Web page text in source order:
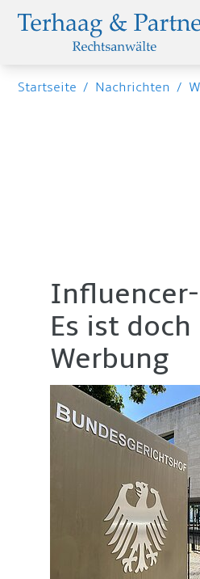
Startseite / Nachrichten /
Es ist
Werbung